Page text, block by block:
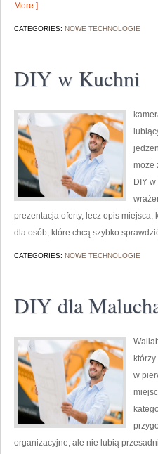
More ]
CATEGORIES: NOWE TECHNOLOGIE
DIY w Kuchni
może
DIY
prezentacja oferty, lecz opis
dla osób, które chcą szybko
CATEGORIES: NOWE TECHNOLOGIE
DIY dla
w
organizacyjne, ale nie lubią